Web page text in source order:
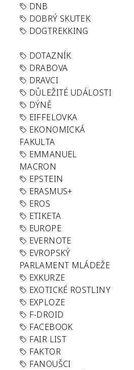
DNB
DOBRÝ SKUTEK
DOGTREKKING
DOTAZNÍK
DRABOVA
DRAVCI
DŮLEŽITÉ UDÁLOSTI
DÝNĚ
EIFFELOVKA
EKONOMICKÁ
FAKULTA
EMMANUEL
MACRON
EPSTEIN
ERASMUS+
EROS
ETIKETA
EUROPE
EVERNOTE
EVROPSKÝ
PARLAMENT MLÁDEŽE
EXKURZE
EXOTICKÉ ROSTLINY
EXPLOZE
F-DROID
FACEBOOK
FAIR LIST
FAKTOR
FANOUŠCI